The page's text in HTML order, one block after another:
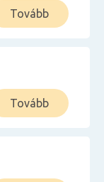
Tovább
Tovább